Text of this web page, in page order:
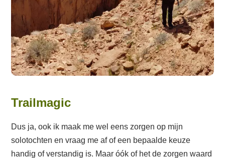
Trailmagic
Dus ja, ook ik maak me wel eens zorgen op mijn
solotochten en vraag me af of een bepaalde keuze
handig of verstandig is. Maar óók of het de zorgen waard